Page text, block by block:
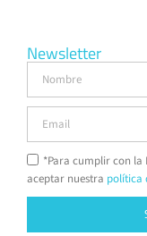
Newsletter
*Para cumplir con la
aceptar nuestra política